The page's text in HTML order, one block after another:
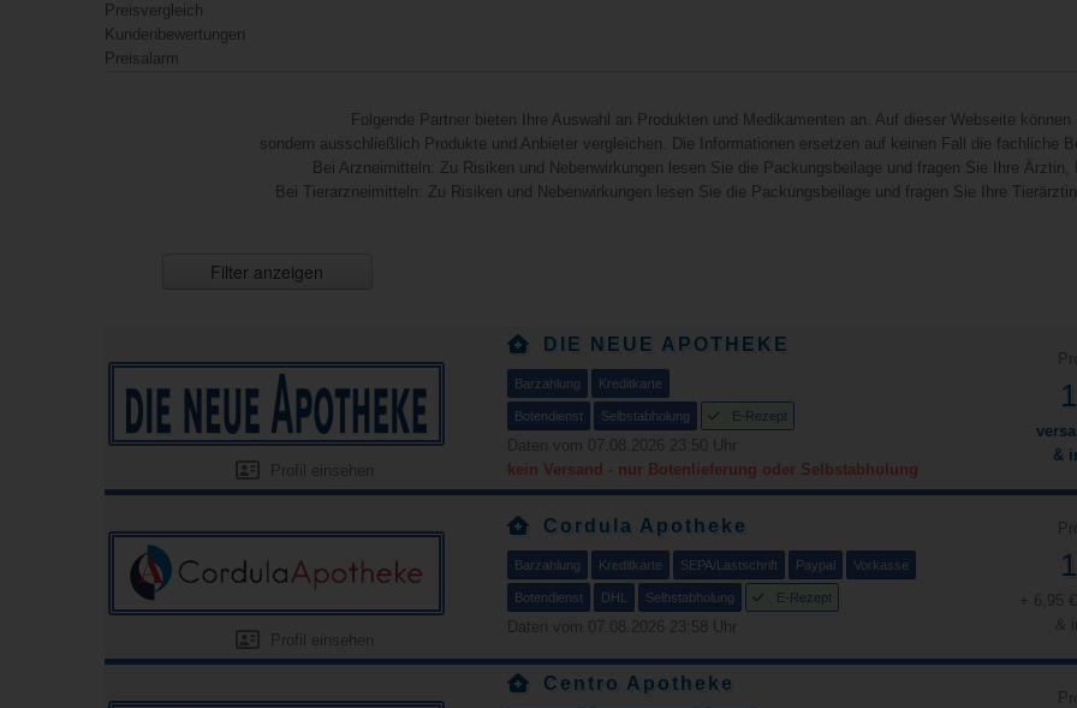
Preisvergleich
Kundenbewertungen
Preisalarm
Folgende Partner bieten Ihre Auswahl an Produkten und Medikamenten an. Auf dieser Webseite
sondern ausschließlich Produkte und Anbieter vergleichen. Die Informationen ersetzen auf keinen Fall die fachliche
Bei Arzneimitteln: Zu Risiken und Nebenwirkungen lesen Sie die Packungsbeilage und fragen Sie Ihre Ärztin,
Bei Tierarzneimitteln: Zu Risiken und Nebenwirkungen lesen Sie die Packungsbeilage und fragen Sie Ihre
Filter anzeigen
Profil einsehen
DIE NEUE APOTHEKE
Barzahlung Kreditkarte
Botendienst Selbstabholung E-Rezept
Daten vom 07.08.2026 23:50 Uhr
kein Versand - nur Botenlieferung oder Selbstabholung
&
Profil einsehen
Cordula Apotheke
Barzahlung Kreditkarte SEPA/Lastschrift Paypal Vorkasse
Botendienst DHL Selbstabholung E-Rezept
Daten vom 07.08.2026 23:58 Uhr
+ 6,95
&
Centro Apotheke